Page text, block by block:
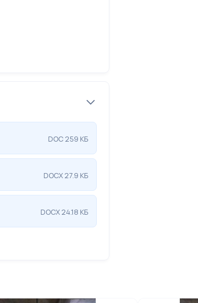
DOC 259 КБ
DOCX 27.9 КБ
DOCX 24.18 КБ